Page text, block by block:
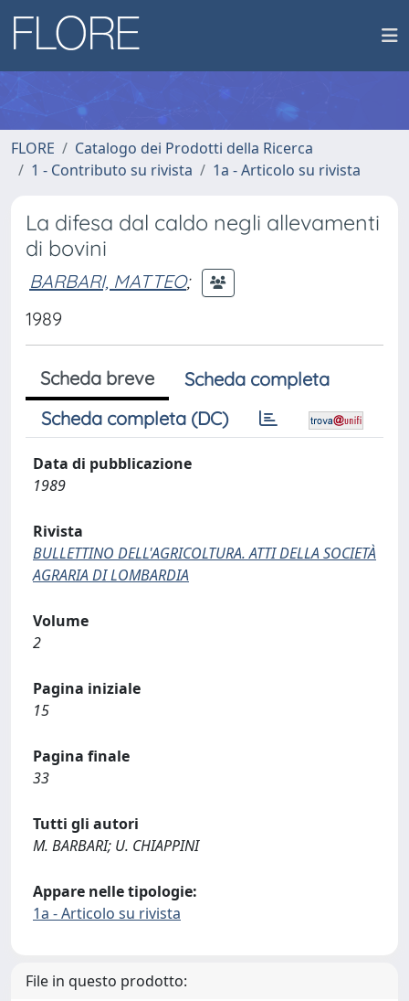
FLORE
Catalogo dei Prodotti della Ricerca
1 - Contributo su rivista
1a - Articolo su rivista
La difesa dal caldo negli allevamenti
di bovini
BARBARI, MATTEO;
1989
Scheda breve
Scheda completa
Scheda completa (DC)
Data di pubblicazione
1989
Rivista
BULLETTINO DELL'AGRICOLTURA. ATTI DELLA SOCIETÀ
AGRARIA DI LOMBARDIA
Volume
2
Pagina iniziale
15
Pagina finale
33
Tutti gli autori
M. BARBARI; U. CHIAPPINI
Appare nelle tipologie:
1a - Articolo su rivista
File in questo prodotto: